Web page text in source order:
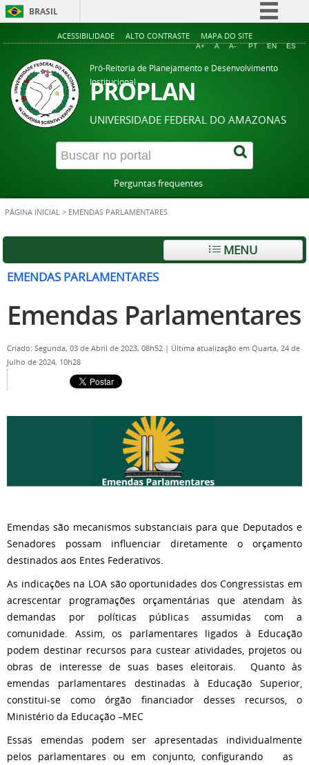
BRASIL
Simplifique!
Acesso à informação
Legislação
Canais
ACESSIBILIDADE ALTO CONTRASTE MAPA DO SITE
A+ A A- PT EN ES
Pró-Reitoria de Planejamento e Desenvolvimento
Institucional
PROPLAN
UNIVERSIDADE FEDERAL DO AMAZONAS
Perguntas frequentes
PÁGINA INICIAL > EMENDAS PARLAMENTARES
MENU
EMENDAS PARLAMENTARES
Emendas Parlamentares
Criado: Segunda, 03 de Abril de 2023, 08h52 | Última atualização em Quarta, 24 de
Julho de 2024, 10h28
Emendas são mecanismos substanciais para que Deputados e
Senadores possam influenciar diretamente o orçamento
destinados aos Entes Federativos.
As indicações na LOA são oportunidades dos Congressistas em
acrescentar programações orçamentárias que atendam às
demandas por políticas públicas assumidas com a
comunidade. Assim, os parlamentares ligados à Educação
podem destinar recursos para custear atividades, projetos ou
obras de interesse de suas bases eleitorais. Quanto às
emendas parlamentares destinadas à Educação Superior,
constitui-se como órgão financiador desses recursos, o
Ministério da Educação –MEC
Essas emendas podem ser apresentadas individualmente
pelos parlamentares ou em conjunto, configurando as